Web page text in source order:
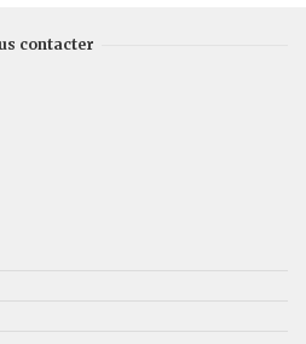
contacter